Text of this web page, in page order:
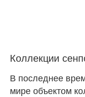
Коллекции
В последнее
мире объектом